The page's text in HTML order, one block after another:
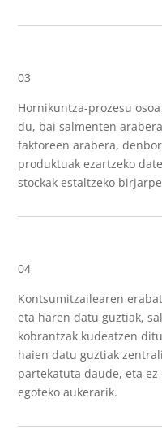
03
Hornikuntza-prozesu
du, bai salmenten
faktoreen arabera,
produktuak ezartzeko
stockak estaltzeko
04
Kontsumitzailearen
eta haren datu guztiak,
kobrantzak kudeatzen
haien datu guztiak
partekatuta daude, eta
egoteko aukerarik.